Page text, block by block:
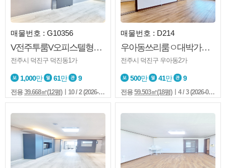
매물번호 : G10356
V전주투룸V오피스텔형V즉시입주V엘베V붙박이장V전북대V덕진광장
전주시 덕진구 덕진동1가
1,000만 61만 9
전용39.668㎡(12평)ㅣ10 / 2 (2026-08-02 17:37:7)
매물번호 : D214
우아동쓰리룸ㅇ대박가성비최고ㅇ즉시입주ㅇ풀옵션ㅇ채광ㅇ컨디션굿
전주시 덕진구 우아동2가
500만 41만 9
전용59.503㎡(18평)ㅣ4 / 3 (2026-08-02 17:31:7)